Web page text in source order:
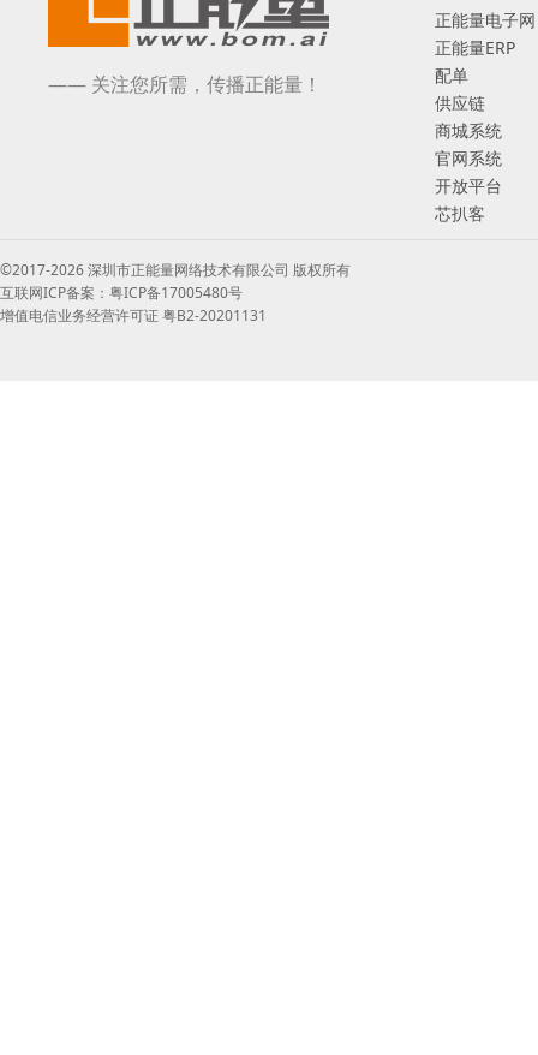
—— 关注您所需，传播正能量！
正能量电子网
正能量ERP
配单
供应链
商城系统
官网系统
开放平台
芯扒客
©2017-2026 深圳市正能量网络技术有限公司 版权所有
互联网ICP备案：粤ICP备17005480号
增值电信业务经营许可证 粤B2-20201131